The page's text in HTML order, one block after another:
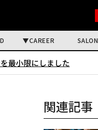
CAREER SALON
最小限にしました
関連記事